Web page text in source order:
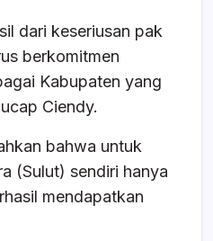
dari keseriusan pak
berkomitmen
Kabupaten yang
Ciendy.
bahwa untuk
(Sulut) sendiri hanya
mendapatkan